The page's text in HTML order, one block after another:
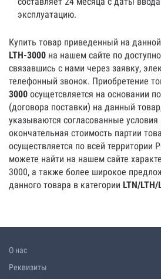
эксплуатацию.
Купить товар приведенный на
LTH-3000 на нашем сайте по
связавшись с нами через заявку,
телефонный звонок. Приобретение
3000 осущетсвляется на основании
(договора поставки) на данный
указываются согласованные условия
окончательная стоимость партии
осуществляется по всей
можете найти на нашем сайте
3000, а также более широкое
данного товара в категории LTN/
О нас
Реквизиты